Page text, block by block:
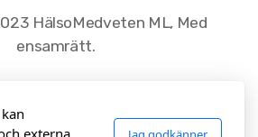
HälsoMedveten ML, Med
ensamrätt.
externa